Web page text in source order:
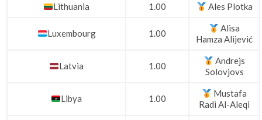
Lithuania 1.00 Ales Plotka
Luxembourg 1.00
Alisa
Hamza Alijević
Latvia 1.00
Andrejs
Solovjovs
Libya 1.00
Mustafa
Radi Al-Aleqi